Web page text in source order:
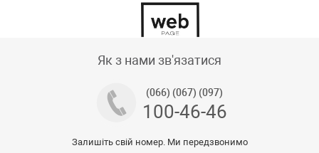
Як з нами зв'язатися
(066) (067) (097)
100-46-46
Залишіть свій номер. Ми передзвонимо